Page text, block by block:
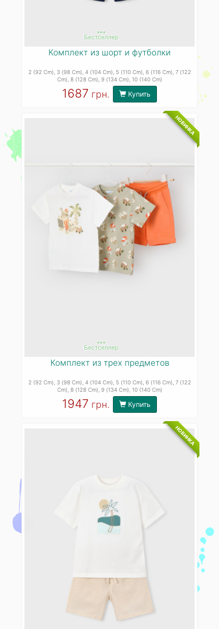
***
Бестселлер
Комплект из шорт и футболки
2 (92 Cm) , 3 (98 Cm) , 4 (104 Cm) , 5 (110 Cm) , 6 (116 Cm) , 7 (122
Cm) , 8 (128 Cm) , 9 (134 Cm) , 10 (140 Cm)
1687 грн. Купить
НОВИНКА
***
Бестселлер
Комплект из трех предметов
2 (92 Cm), 3 (98 Cm), 4 (104 Cm), 5 (110 Cm), 6 (116 Cm), 7 (122
Cm), 8 (128 Cm), 9 (134 Cm), 10 (140 Cm)
1947 грн. Купить
НОВИНКА